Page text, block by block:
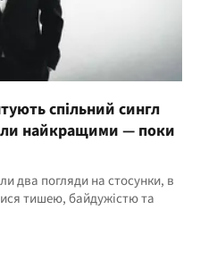
спільний сингл
найкращими — поки
два погляди на стосунки, в
тишею, байдужістю та